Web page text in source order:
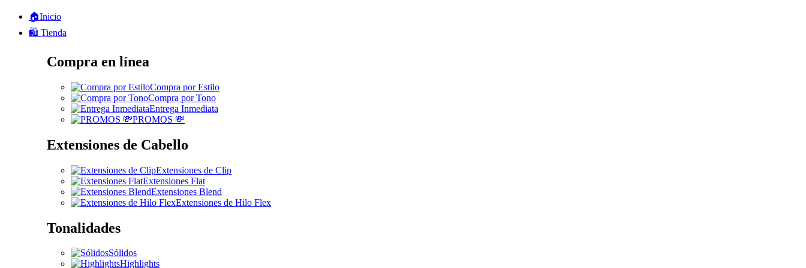
🏠Inicio
🛍️ Tienda
Compra en línea
Compra por Estilo
Compra por Tono
Entrega Inmediata
PROMOS 💸
Extensiones de Cabello
Extensiones de Clip
Extensiones Flat
Extensiones Blend
Extensiones de Hilo Flex
Tonalidades
Sólidos
Highlights